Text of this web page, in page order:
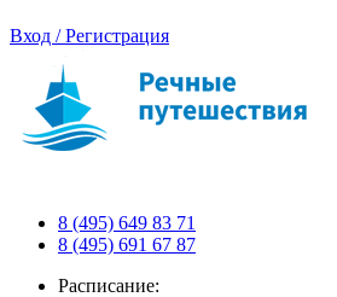
Вход / Регистрация
8 (495) 649 83 71
8 (495) 691 67 87
Расписание: